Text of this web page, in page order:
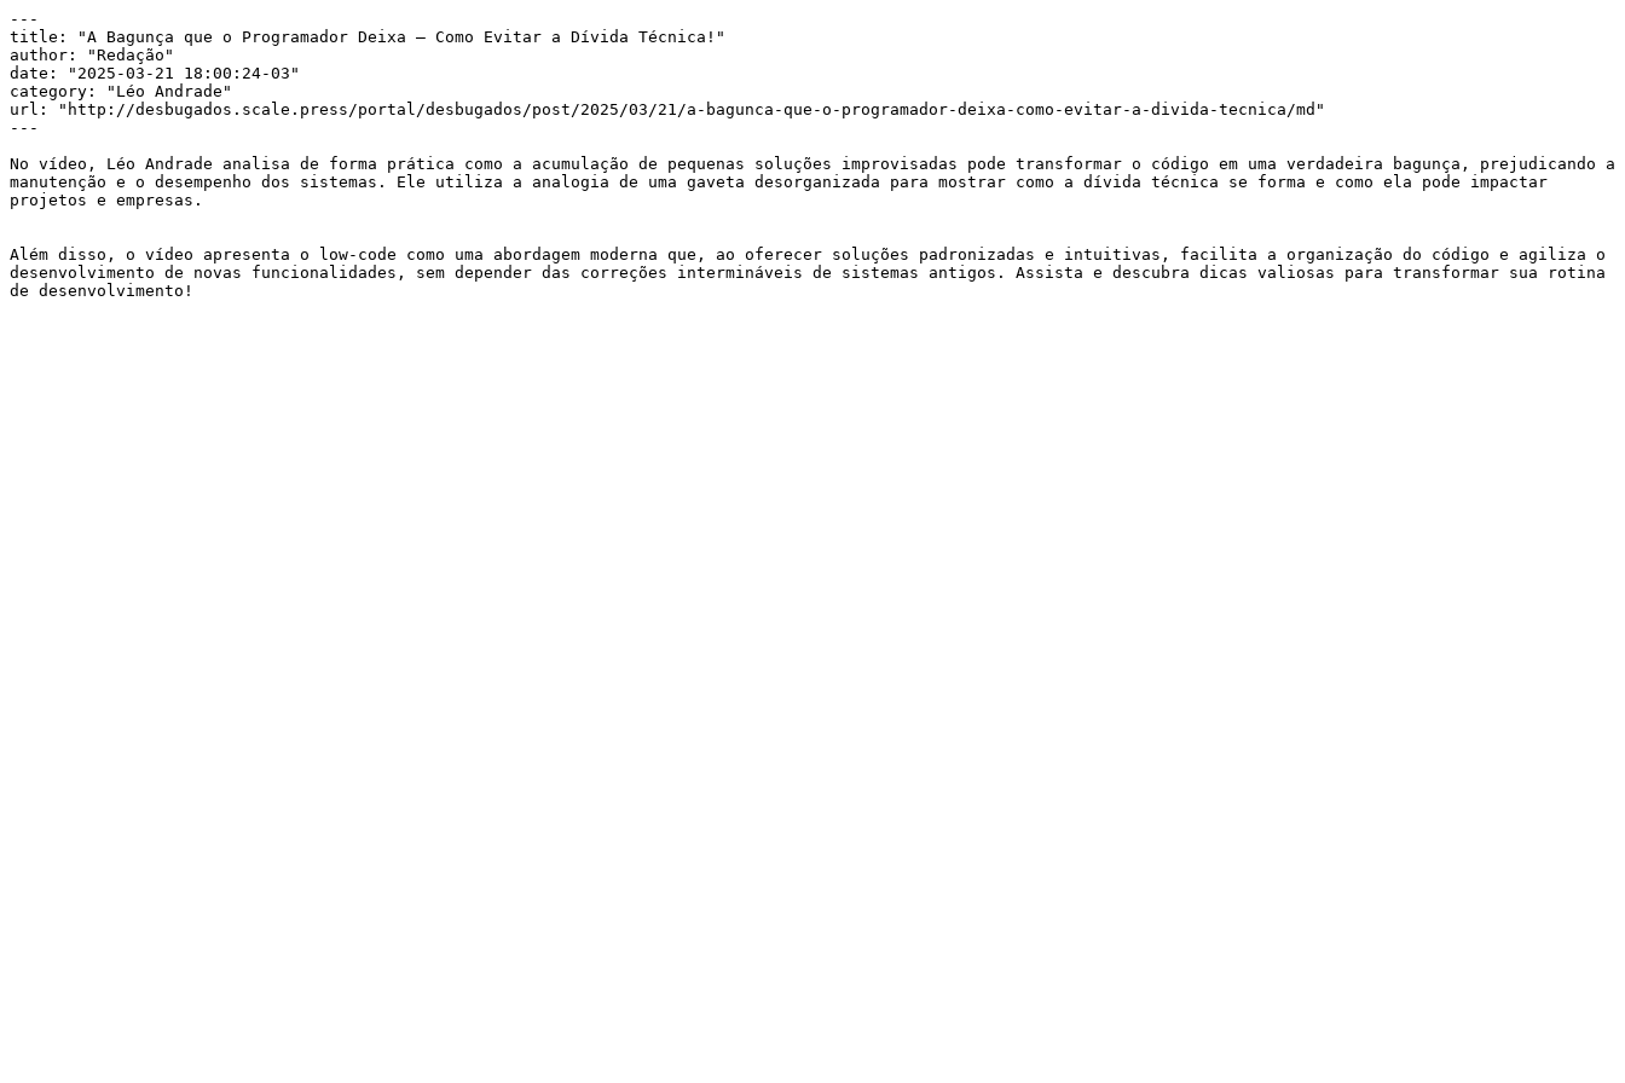
---
title: "A Bagunça que o Programador Deixa – Como Evitar a Dívida Técnica!"
author: "Redação"
date: "2025-03-21 18:00:24-03"
category: "Léo Andrade"
url: "http://desbugados.scale.press/portal/desbugados/post/2025/03/21/a-bagunca-que-o-programador-deixa-como-evitar-a-divida-tecnica/md"
---
No vídeo, Léo Andrade analisa de forma prática como a acumulação de pequenas soluções improvisadas pode transformar o código em uma verdadeira bagunça, prejudicando a
manutenção e o desempenho dos sistemas. Ele utiliza a analogia de uma gaveta desorganizada para mostrar como a dívida técnica se forma e como ela pode impactar
projetos e empresas.
Além disso, o vídeo apresenta o low-code como uma abordagem moderna que, ao oferecer soluções padronizadas e intuitivas, facilita a organização do código e agiliza o
desenvolvimento de novas funcionalidades, sem depender das correções intermináveis de sistemas antigos. Assista e descubra dicas valiosas para transformar sua rotina
de desenvolvimento!